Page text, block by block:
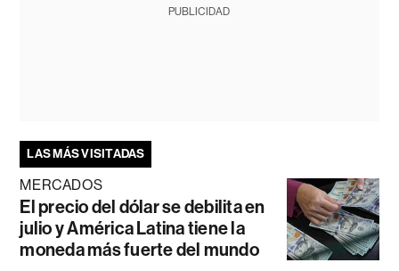
PUBLICIDAD
LAS MÁS VISITADAS
MERCADOS
El precio del dólar se debilita en
julio y América Latina tiene la
moneda más fuerte del mundo